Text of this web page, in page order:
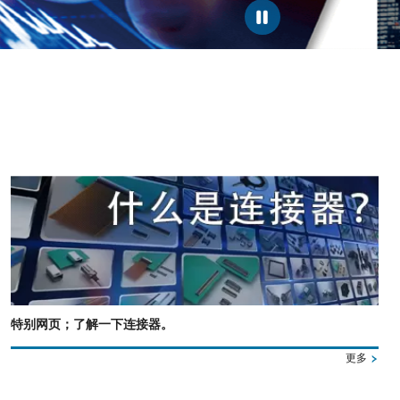
特别网页；了解一下连接器。
更多